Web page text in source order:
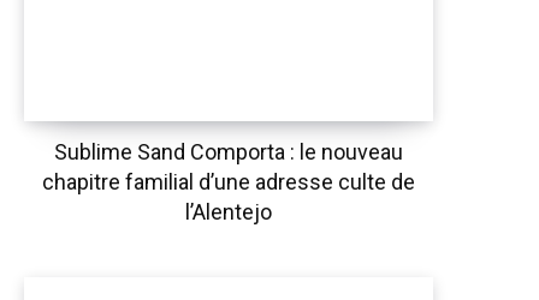
Sublime Sand Comporta : le nouveau
chapitre familial d’une adresse culte de
l’Alentejo